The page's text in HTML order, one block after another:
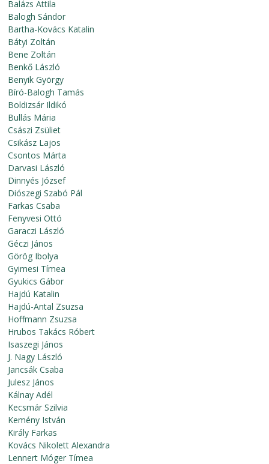
Balázs Attila
Balogh Sándor
Bartha-Kovács Katalin
Bátyi Zoltán
Bene Zoltán
Benkő László
Benyik György
Bíró-Balogh Tamás
Boldizsár Ildikó
Bullás Mária
Császi Zsüliet
Csikász Lajos
Csontos Márta
Darvasi László
Dinnyés József
Diószegi Szabó Pál
Farkas Csaba
Fenyvesi Ottó
Garaczi László
Géczi János
Görög Ibolya
Gyimesi Tímea
Gyukics Gábor
Hajdú Katalin
Hajdú-Antal Zsuzsa
Hoffmann Zsuzsa
Hrubos Takács Róbert
Isaszegi János
J. Nagy László
Jancsák Csaba
Julesz János
Kálnay Adél
Kecsmár Szilvia
Kemény István
Király Farkas
Kovács Nikolett Alexandra
Lennert Móger Tímea